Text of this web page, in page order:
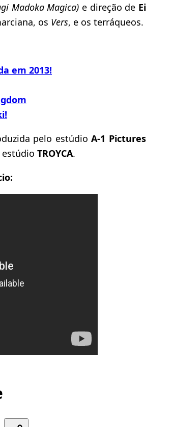
Madoka Magica) e direção de Ei
os Vers, e os terráqueos.
em 2013!
pelo estúdio A-1 Pictures
TROYCA.